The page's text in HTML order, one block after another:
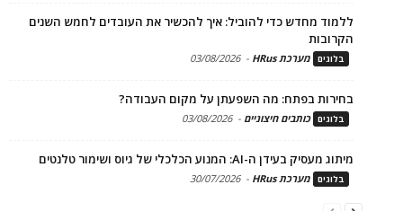
ללמוד מחדש כדי להוביל: איך להכשיר את העובדים לחמש השנים
הקרובות
בלוגים מערכת HRus -
03/08/2026
בחירות בפתח: מה השפעתן על מקום העבודה?
בלוגים כותבים חיצוניים -
03/08/2026
מיתוג מעסיק בעידן ה-AI: המנוע הכלכלי של גיוס ושימור טלנטים
בלוגים מערכת HRus -
30/07/2026